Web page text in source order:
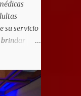
su servicio
brindar
del DIF